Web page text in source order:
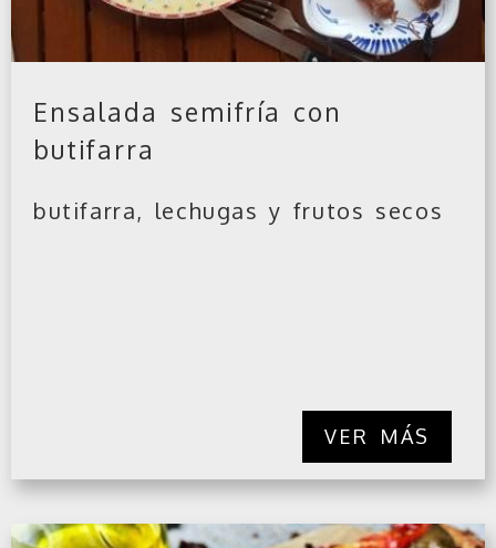
Ensalada semifría con
butifarra
butifarra, lechugas y frutos secos
VER MÁS